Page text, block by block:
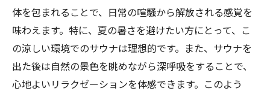
体を包まれることで、日常の喧騒から解放される感覚を
味わえます。特に、夏の暑さを避けたい方にとって、こ
の涼しい環境でのサウナは理想的です。また、サウナを
出た後は自然の景色を眺めながら深呼吸をすることで、
心地よいリラクゼーションを体感できます。このよう